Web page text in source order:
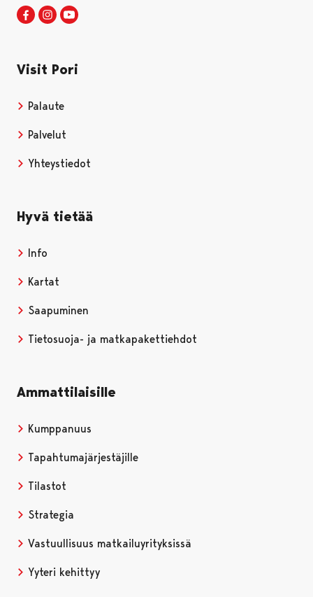
Visit Pori Facebookissa
Avautuu uudessa välilehdessä
Visit Pori Instagrammissa
Avautuu uudessa välilehdessä
Visit Pori
Palaute
Palvelut
Yhteystiedot
Hyvä tietää
Info
Kartat
Saapuminen
Tietosuoja- ja matkapakettiehdot
Ammattilaisille
Kumppanuus
Tapahtumajärjestäjille
Tilastot
Strategia
Vastuullisuus matkailuyrityksissä
Yyteri kehittyy